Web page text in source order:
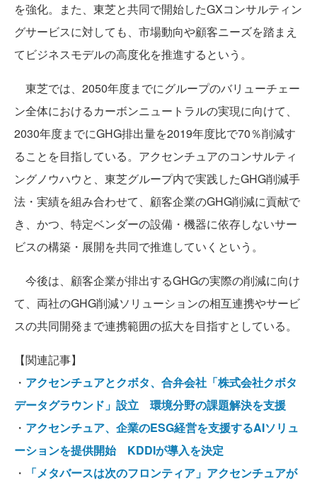
を強化。また、東芝と共同で開始したGXコンサルティン
グサービスに対しても、市場動向や顧客ニーズを踏まえ
てビジネスモデルの高度化を推進するという。
東芝では、2050年度までにグループのバリューチェー
ン全体におけるカーボンニュートラルの実現に向けて、
2030年度までにGHG排出量を2019年度比で70％削減す
ることを目指している。アクセンチュアのコンサルティ
ングノウハウと、東芝グループ内で実践したGHG削減手
法・実績を組み合わせて、顧客企業のGHG削減に貢献で
き、かつ、特定ベンダーの設備・機器に依存しないサー
ビスの構築・展開を共同で推進していくという。
今後は、顧客企業が排出するGHGの実際の削減に向け
て、両社のGHG削減ソリューションの相互連携やサービ
スの共同開発まで連携範囲の拡大を目指すとしている。
【関連記事】
・ アクセンチュアとクボタ、合弁会社「株式会社クボタ
データグラウンド」設立 環境分野の課題解決を支援
・ アクセンチュア、企業のESG経営を支援するAIソリュ
ーションを提供開始 KDDIが導入を決定
・
「メタバースは次のフロンティア」アクセンチュアが